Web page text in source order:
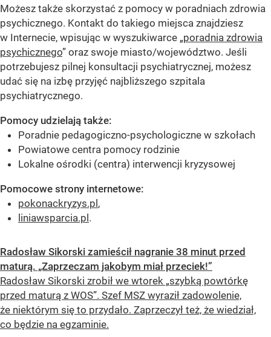
Możesz także skorzystać z pomocy w poradniach zdrowia
psychicznego. Kontakt do takiego miejsca znajdziesz
w Internecie, wpisując w wyszukiwarce „poradnia zdrowia
psychicznego” oraz swoje miasto/województwo. Jeśli
potrzebujesz pilnej konsultacji psychiatrycznej, możesz
udać się na izbę przyjęć najbliższego szpitala
psychiatrycznego.
Pomocy udzielają także:
Poradnie pedagogiczno-psychologiczne w szkołach
Powiatowe centra pomocy rodzinie
Lokalne ośrodki (centra) interwencji kryzysowej
Pomocowe strony internetowe:
pokonackryzys.pl,
liniawsparcia.pl.
Radosław Sikorski zamieścił nagranie 38 minut przed
maturą. „Zaprzeczam jakobym miał przeciek!”
Radosław Sikorski zrobił we wtorek „szybką powtórkę
przed maturą z WOS”. Szef MSZ wyraził zadowolenie,
że niektórym się to przydało. Zaprzeczył też, że wiedział,
co będzie na egzaminie.